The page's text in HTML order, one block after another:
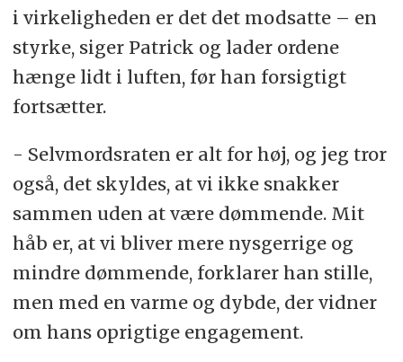
i virkeligheden er det det modsatte – en
styrke, siger Patrick og lader ordene
hænge lidt i luften, før han forsigtigt
fortsætter.
- Selvmordsraten er alt for høj, og jeg tror
også, det skyldes, at vi ikke snakker
sammen uden at være dømmende. Mit
håb er, at vi bliver mere nysgerrige og
mindre dømmende, forklarer han stille,
men med en varme og dybde, der vidner
om hans oprigtige engagement.